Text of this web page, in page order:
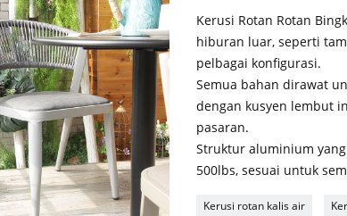
Kerusi Rotan Rotan
hiburan luar, seperti
pelbagai konfigurasi.
Semua bahan dirawat
dengan kusyen lembut
pasaran.
Struktur aluminium
500lbs, sesuai untuk
Kerusi rotan kalis air